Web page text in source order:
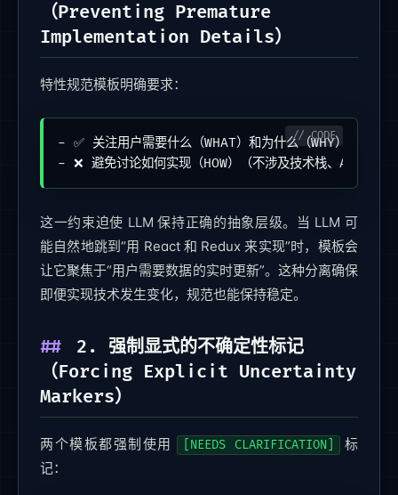
（Preventing Premature
Implementation Details）
特性规范模板明确要求：
- ✅ 关注用户需要什么（WHAT）和为什么（WHY）
- ❌ 避免讨论如何实现（HOW）（不涉及技术栈、API、代
这一约束迫使 LLM 保持正确的抽象层级。当 LLM 可
能自然地跳到“用 React 和 Redux 来实现”时，模板会
让它聚焦于“用户需要数据的实时更新”。这种分离确保
即便实现技术发生变化，规范也能保持稳定。
2. 强制显式的不确定性标记
（Forcing Explicit Uncertainty
Markers）
两个模板都强制使用 [NEEDS CLARIFICATION]
标
记：